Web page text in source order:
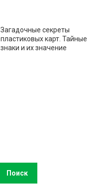
Загадочные секреты
пластиковых карт. Тайные
знаки и их значение